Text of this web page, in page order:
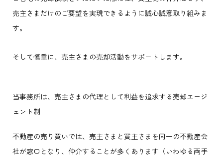
売主さまだけのご要望を実現できるように誠心誠意取り組みま
す。
そして慎重に、売主さまの売却活動をサポートします。
当事務所は、売主さまの代理として利益を追求する売却エージ
ェント制
不動産の売り買いでは、売主さまと買主さまを同一の不動産会
社が窓口となり、仲介することが多くあります（いわゆる両手